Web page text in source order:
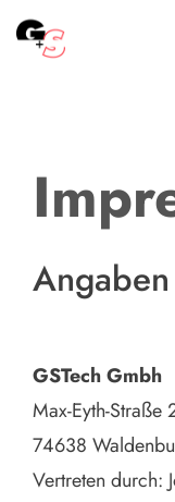
GSTech Gmbh
Max-Eyth-Straße
74638
Vertreten durch: